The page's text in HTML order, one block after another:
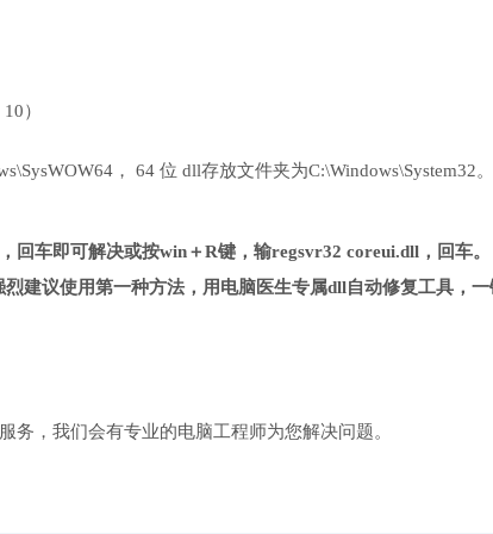
）
， 64 位 dll存放文件夹为C:\Windows\System32。
回车即可解决或按win＋R键，输regsvr32 coreui.dll，回车
建议使用第一种方法，用电脑医生专属dll自动修复工具，一
，我们会有专业的电脑工程师为您解决问题。